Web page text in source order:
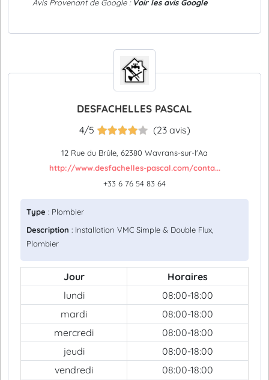
Avis Provenant de Google : Voir les avis Google
DESFACHELLES PASCAL
4/5 (23 avis)
12 Rue du Brûle, 62380 Wavrans-sur-l'Aa
http://www.desfachelles-pascal.com/conta...
+33 6 76 54 83 64
Type : Plombier
Description : Installation VMC Simple & Double Flux,
Plombier
Jour
Horaires
lundi
08:00-18:00
mardi
08:00-18:00
mercredi
08:00-18:00
jeudi
08:00-18:00
vendredi
08:00-18:00